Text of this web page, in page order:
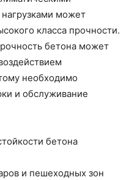
может
класса прочности.
бетона может
необходимо
и обслуживание
бетона
и пешеходных зон